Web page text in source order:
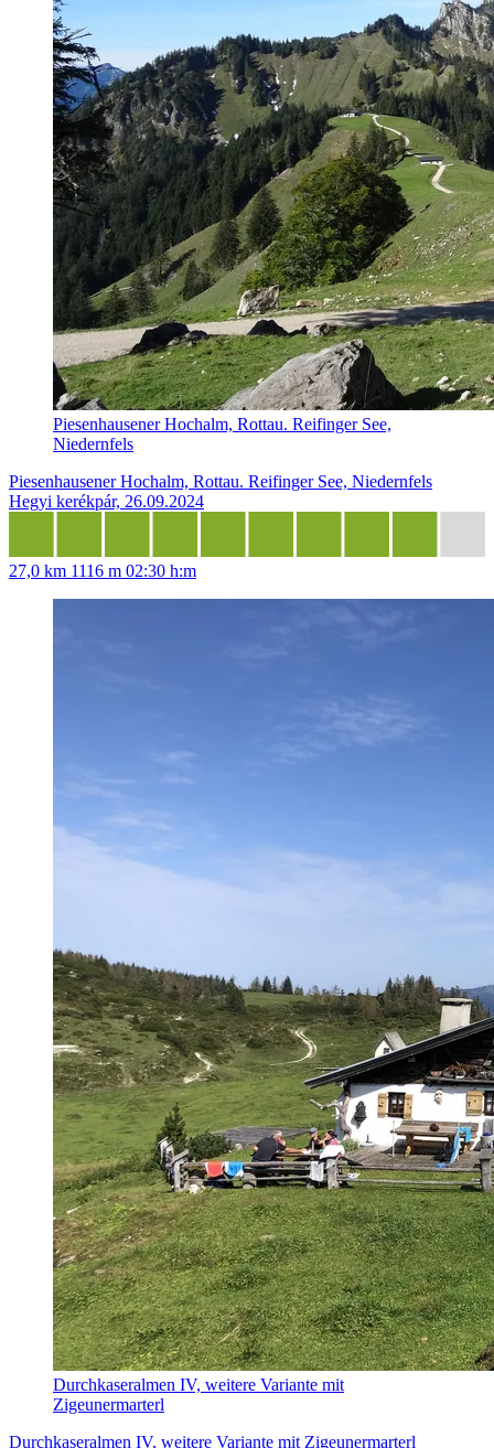
Piesenhausener Hochalm, Rottau. Reifinger See,
Niedernfels
Piesenhausener Hochalm, Rottau. Reifinger See, Niedernfels
Hegyi kerékpár, 26.09.2024
27,0 km 1116 m 02:30 h:m
Durchkaseralmen IV, weitere Variante mit
Zigeunermarterl
Durchkaseralmen IV, weitere Variante mit Zigeunermarterl